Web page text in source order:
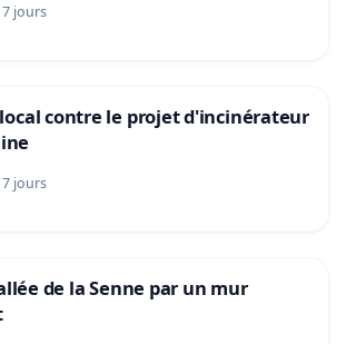
jours
contre le projet d'incinérateur
jours
de la Senne par un mur